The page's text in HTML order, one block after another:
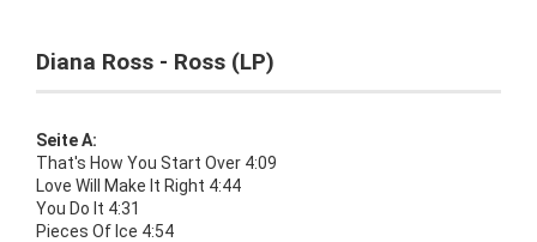
Diana Ross - Ross (LP)
Seite A:
That's How You Start Over 4:09
Love Will Make It Right 4:44
You Do It 4:31
Pieces Of Ice 4:54